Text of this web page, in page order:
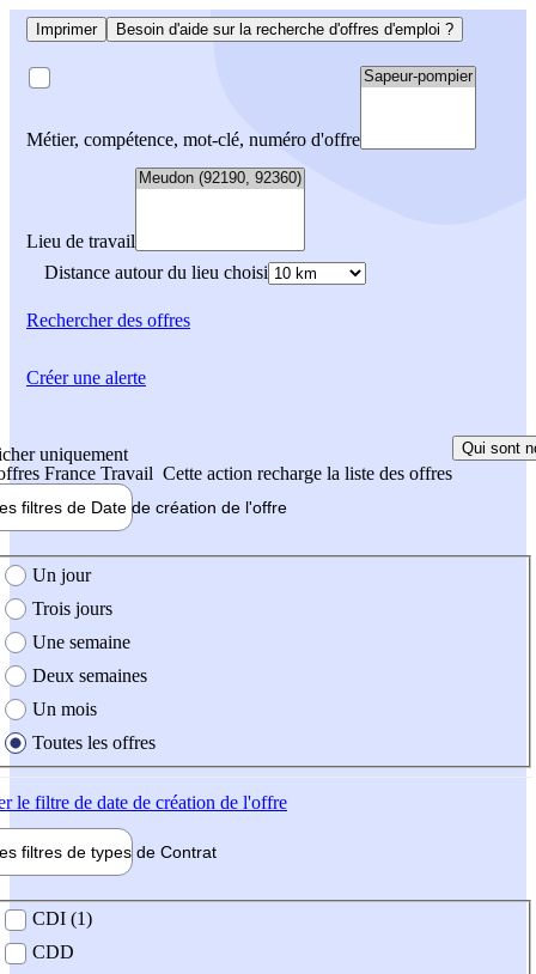
Imprimer Besoin d'aide sur la recherche d'offres d'emploi ?
Métier, compétence, mot-clé, numéro d'offre
Lieu de travail
Distance autour du lieu choisi
Rechercherdes offres
uniquement
France Travail Cette action recharge la liste des offres
Qui sont
filtres de Date de création de l'offre
création de l'offre
Un jour
Trois jours
Une semaine
Deux semaines
Un mois
Toutes les offres
le filtre de date de création de l'offre
filtres de types de Contrat
contrat
CDI (1)
CDD
Créer une alerte